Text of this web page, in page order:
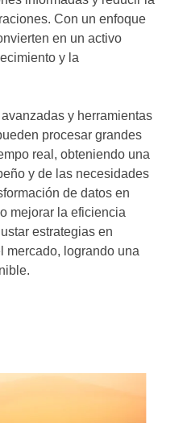
Con un enfoque
en un activo
y la
y herramientas
procesar grandes
real, obteniendo una
y de las necesidades
de datos en
mejorar la eficiencia
estrategias en
mercado, logrando una